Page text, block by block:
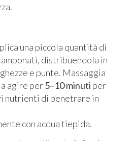
una piccola quantità di
distribuendola in
e punte. Massaggia
agire per5–10 minuti per
nutrienti di penetrare in
con acqua tiepida.